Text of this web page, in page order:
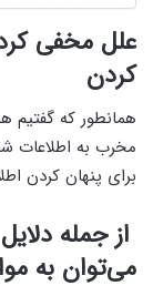
علل مخفی
کردن
همانطور که گفتیم
مخرب به اطلاعات
برای پنهان کردن
می‌توان به